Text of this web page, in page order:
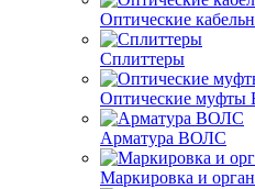
Оптические
Сплиттеры
Оптические
Арматура ВОЛС
Маркировка и